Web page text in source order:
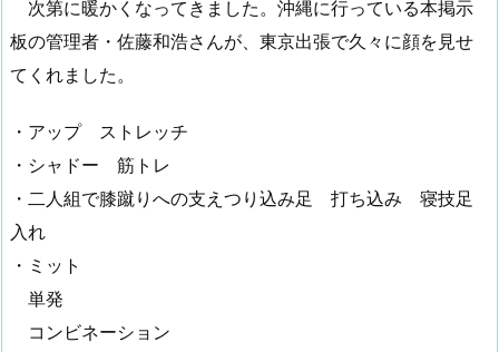
次第に暖かくなってきました。沖縄に行っている本掲示
板の管理者・佐藤和浩さんが、東京出張で久々に顔を見せ
てくれました。
・アップ ストレッチ
・シャドー 筋トレ
・二人組で膝蹴りへの支えつり込み足 打ち込み 寝技足
入れ
・ミット
単発
コンビネーション